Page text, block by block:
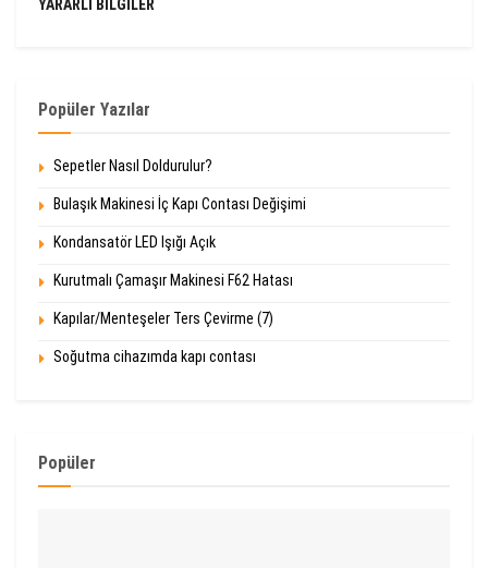
YARARLI BILGILER
Popüler Yazılar
Sepetler Nasıl Doldurulur?
Bulaşık Makinesi İç Kapı Contası Değişimi
Kondansatör LED Işığı Açık
Kurutmalı Çamaşır Makinesi F62 Hatası
Kapılar/Menteşeler Ters Çevirme (7)
Soğutma cihazımda kapı contası
Popüler